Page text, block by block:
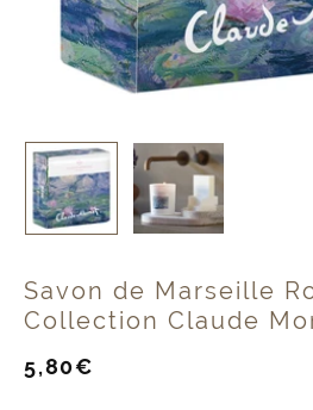
Savon de Marseille
Collection Claude
Prix
5,80€